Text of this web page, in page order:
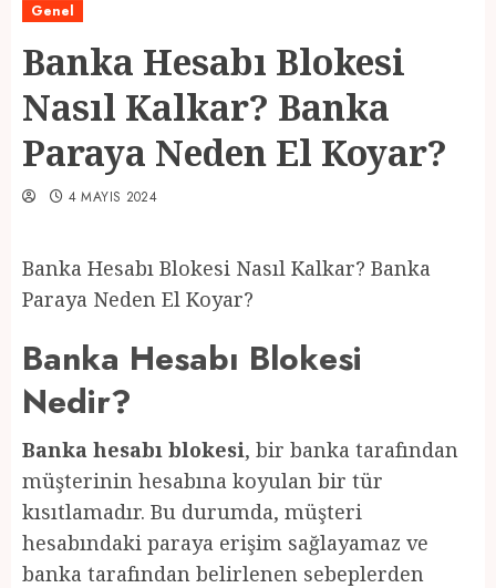
Genel
Banka Hesabı Blokesi
Nasıl Kalkar? Banka
Paraya Neden El Koyar?
4 MAYIS 2024
Banka Hesabı Blokesi Nasıl Kalkar? Banka
Paraya Neden El Koyar?
Banka Hesabı Blokesi
Nedir?
Banka hesabı blokesi, bir banka tarafından
müşterinin hesabına koyulan bir tür
kısıtlamadır. Bu durumda, müşteri
hesabındaki paraya erişim sağlayamaz ve
banka tarafından belirlenen sebeplerden